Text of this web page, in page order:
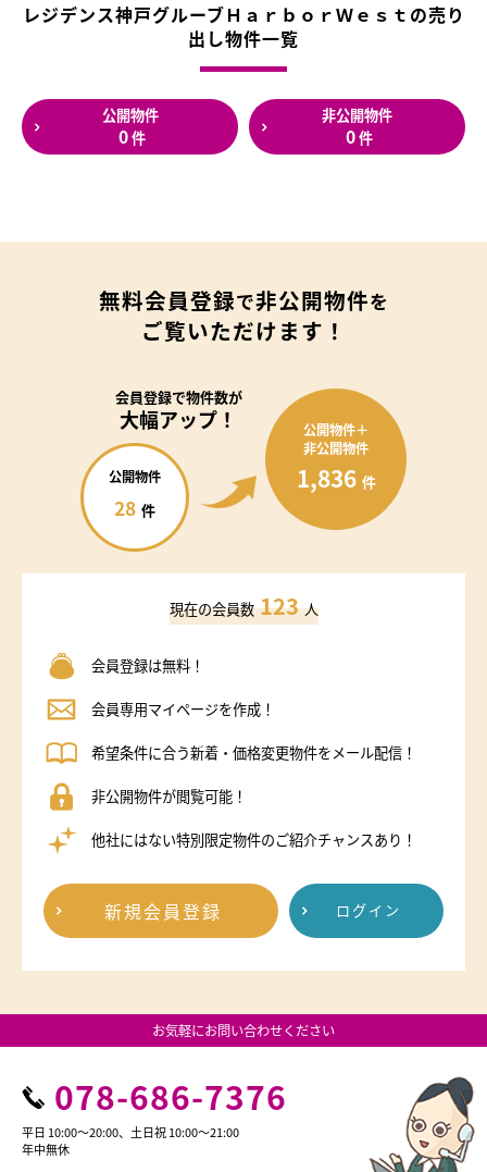
レジデンス神戸グルーブＨａｒｂｏｒＷｅｓｔの売り
出し物件一覧
公開物件
0件
非公開物件
0件
無料会員登録で非公開物件を
ご覧いただけます！
会員登録で物件数が
大幅アップ！
公開物件
28 件
公開物件＋
非公開物件
1,836 件
現在の会員数 123 人
会員登録は無料！
会員専用マイページを作成！
希望条件に合う新着・価格変更物件をメール配信！
非公開物件が閲覧可能！
他社にはない特別限定物件のご紹介チャンスあり！
新規会員登録 ログイン
お気軽にお問い合わせください
078-686-7376
平日 10:00～20:00、土日祝 10:00～21:00
年中無休